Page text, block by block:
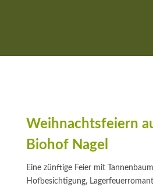
Weihnachtsfeiern
Biohof Nagel
Eine zünftige Feier mit
Hofbesichtigung,